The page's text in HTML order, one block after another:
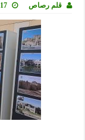
قلم رصاص